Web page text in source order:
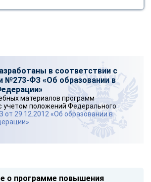
в соответствии с
№273-ФЗ «Об образовании в
материалов программ
учетом положений Федерального
29.12.2012 «Об образовании в
о программе повышения